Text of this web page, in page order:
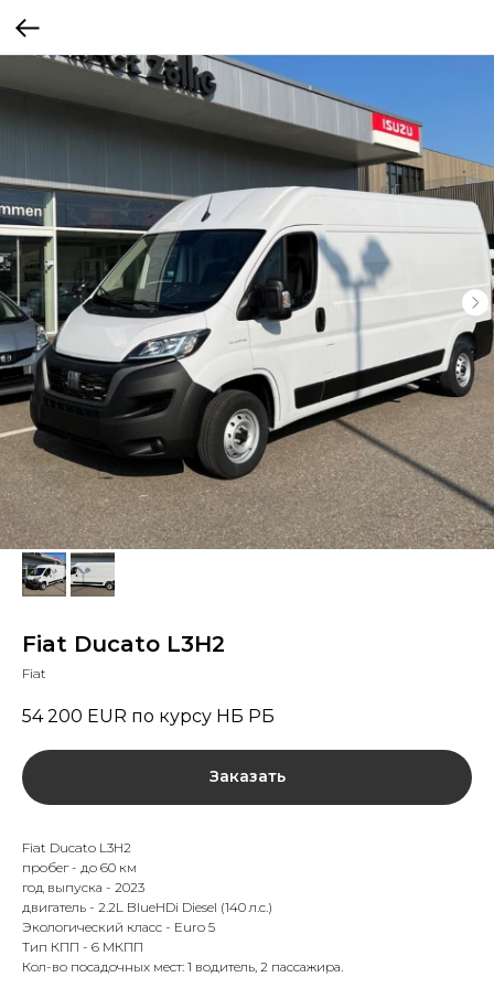
Fiat Ducato L3H2
Fiat
54 200 EUR по курсу НБ РБ
Заказать
Fiat Ducato L3H2
пробег - до 60 км
год выпуска - 2023
двигатель - 2.2L BlueHDi Diesel (140 л.с.)
Экологический класс - Euro 5
Тип КПП - 6 МКПП
Кол-во посадочных мест: 1 водитель, 2 пассажира.